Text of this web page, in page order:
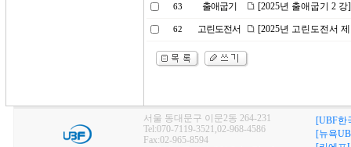
63 출애굽기 [2025년 출애굽기 2
62 고린도전서 [2025년 고린도전서
서울 동대문구 이문2동 264-231
Tel:070-7119-3521,02-968-4586
Fax:02-965-8594
[UBF한
[뉴욕